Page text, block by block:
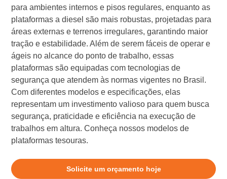
para ambientes internos e pisos regulares, enquanto as
plataformas a diesel são mais robustas, projetadas para
áreas externas e terrenos irregulares, garantindo maior
tração e estabilidade. Além de serem fáceis de operar e
ágeis no alcance do ponto de trabalho, essas
plataformas são equipadas com tecnologias de
segurança que atendem às normas vigentes no Brasil.
Com diferentes modelos e especificações, elas
representam um investimento valioso para quem busca
segurança, praticidade e eficiência na execução de
trabalhos em altura. Conheça nossos modelos de
plataformas tesouras.
Solicite um orçamento hoje